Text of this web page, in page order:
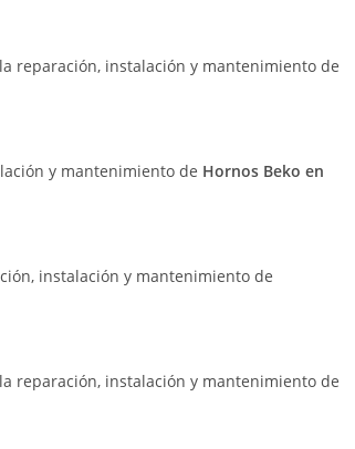
reparación, instalación y mantenimiento de
y mantenimiento de Hornos Beko en
instalación y mantenimiento de
reparación, instalación y mantenimiento de